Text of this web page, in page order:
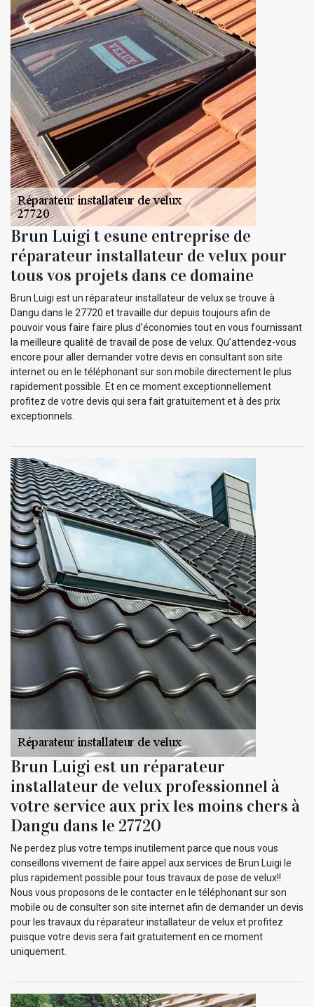
Brun Luigi t esune entreprise de
réparateur installateur de velux pour
tous vos projets dans ce domaine
Brun Luigi est un réparateur installateur de velux se trouve à
Dangu dans le 27720 et travaille dur depuis toujours afin de
pouvoir vous faire faire plus d’économies tout en vous fournissant
la meilleure qualité de travail de pose de velux. Qu’attendez-vous
encore pour aller demander votre devis en consultant son site
internet ou en le téléphonant sur son mobile directement le plus
rapidement possible. Et en ce moment exceptionnellement
profitez de votre devis qui sera fait gratuitement et à des prix
exceptionnels.
Brun Luigi est un réparateur
installateur de velux professionnel à
votre service aux prix les moins chers à
Dangu dans le 27720
Ne perdez plus votre temps inutilement parce que nous vous
conseillons vivement de faire appel aux services de Brun Luigi le
plus rapidement possible pour tous travaux de pose de velux!!
Nous vous proposons de le contacter en le téléphonant sur son
mobile ou de consulter son site internet afin de demander un devis
pour les travaux du réparateur installateur de velux et profitez
puisque votre devis sera fait gratuitement en ce moment
uniquement.